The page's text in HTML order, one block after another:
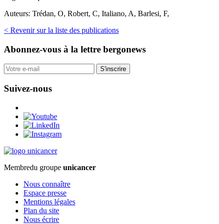
Auteurs: Trédan, O, Robert, C, Italiano, A, Barlesi, F,
< Revenir sur la liste des publications
Abonnez-vous à la lettre bergonews
S'inscrire
Suivez-nous
Membredu groupe unicancer
Nous connaître
Espace presse
Mentions légales
Plan du site
Nous écrire